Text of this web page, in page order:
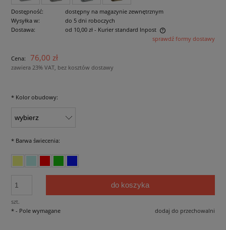
Dostępność:
dostępny na magazynie zewnętrznym
Wysyłka w:
do 5 dni roboczych
Dostawa:
od 10,00 zł - Kurier standard Inpost
Cena nie zawiera ewentualnych kosztów płatnościsprawdź formy dostawy
Cena: 76,00 zł
zawiera 23% VAT, bez kosztów dostawy
* Kolor obudowy:
* Barwa świecenia:
szt.
do koszyka
dodaj do przechowalni
* - Pole wymagane